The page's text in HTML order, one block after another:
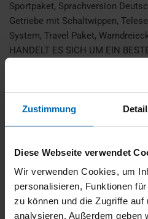
Zustimmung
Diese Webseite verwendet
Wir verwenden Cookies, um
personalisieren, Funktionen
zu können und die Zugriffe auf
analysieren. Außerdem geben
Sportpaket, Sprachversion
Getriebe mit Schaltwippen,
System, Travel Paket,
HANDELT ES SICH UM EIN
AG. DAS ANGEBOTENE
BEI UNS VOR ORT, SONDERN
IRRTUM UND
kontaktieren Sie uns damit wir
Fahrzeugs überprüfen können.
Finanzierung
700,- € 36 Monate